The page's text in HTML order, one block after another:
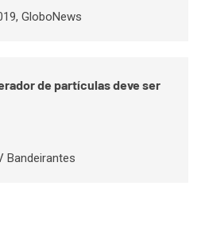
GloboNews
de partículas deve ser
Bandeirantes